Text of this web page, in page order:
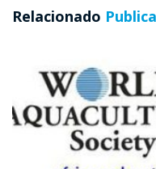
Relacionado